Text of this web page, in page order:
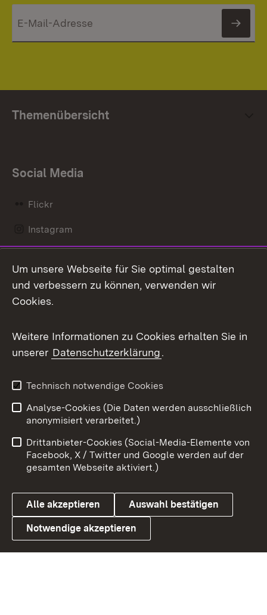
Themenübersicht
Social Media
Flickr
Instagram
Mastodon
Messenger
Social Wall
X / Twitter
Youtube
Link zum Landesportal
Benutzungshinweise
Barrierefreiheit
Datenschutz
Cookies
Um unsere Webseite für Sie optimal gestalten
und verbessern zu können, verwenden wir
Cookies.
Weitere Informationen zu Cookies erhalten Sie in
unserer Datenschutzerklärung.
Technisch notwendige Cookies
Analyse-Cookies (Die Daten werden ausschließlich
anonymisiert verarbeitet.)
Drittanbieter-Cookies (Social-Media-Elemente von
Facebook, X / Twitter und Google werden auf der
gesamten Webseite aktiviert.)
Alle akzeptieren Auswahl bestätigen
Notwendige akzeptieren